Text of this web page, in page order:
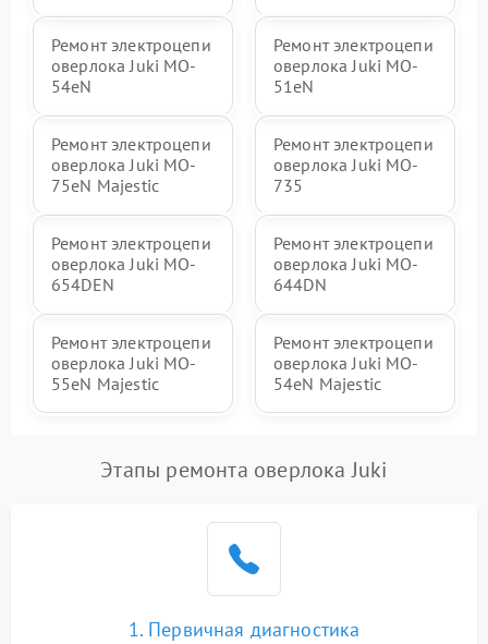
Ремонт электроцепи
оверлока Juki MO-
54eN
Ремонт электроцепи
оверлока Juki MO-
51eN
Ремонт электроцепи
оверлока Juki MO-
75eN Majestic
Ремонт электроцепи
оверлока Juki MO-
735
Ремонт электроцепи
оверлока Juki MO-
654DEN
Ремонт электроцепи
оверлока Juki MO-
644DN
Ремонт электроцепи
оверлока Juki MO-
55eN Majestic
Ремонт электроцепи
оверлока Juki MO-
54eN Majestic
Этапы ремонта оверлока Juki
1. Первичная диагностика